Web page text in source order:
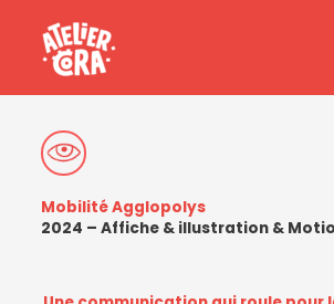
contenu
Mobilité Agglopolys
2024 – Affiche & illustration &